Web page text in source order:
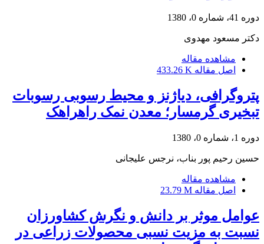
دوره 41، شماره 0، 1380
دکتر مسعود مهدوی
مشاهده مقاله
اصل مقاله 433.26 K
پتروگرافی، دیاژنز و محیط رسوبی رسوبات
تبخیری گرمسار؛ معدن نمک راهراهک
دوره 1، شماره 0، 1380
حسین رحیم پور بناب، نرجس علیجانی
مشاهده مقاله
اصل مقاله 23.79 M
عوامل موثر بر دانش و نگرش کشاورزان
نسبت به مزیت نسبی محصولات زراعی در